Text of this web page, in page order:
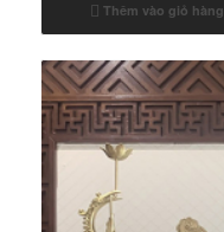
Thêm vào giỏ hàng